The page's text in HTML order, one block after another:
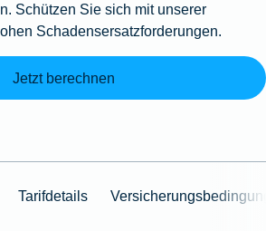
Schützen Sie sich mit unserer
Schadensersatzforderungen.
Jetzt berechnen
Tarifdetails